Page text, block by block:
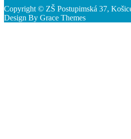
Copyright © ZŠ Postupimská 37,
Design By Grace Themes